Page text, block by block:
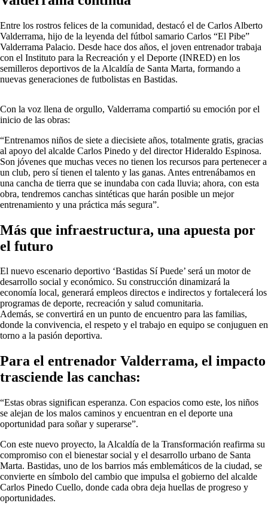
Entre los rostros felices de la comunidad, destacó el de Carlos Alberto
Valderrama, hijo de la leyenda del fútbol samario Carlos “El Pibe”
Valderrama Palacio. Desde hace dos años, el joven entrenador trabaja
con el Instituto para la Recreación y el Deporte (INRED) en los
semilleros deportivos de la Alcaldía de Santa Marta, formando a
nuevas generaciones de futbolistas en Bastidas.
Con la voz llena de orgullo, Valderrama compartió su emoción por el
inicio de las obras:
“Entrenamos niños de siete a diecisiete años, totalmente gratis, gracias
al apoyo del alcalde Carlos Pinedo y del director Hideraldo Espinosa.
Son jóvenes que muchas veces no tienen los recursos para pertenecer a
un club, pero sí tienen el talento y las ganas. Antes entrenábamos en
una cancha de tierra que se inundaba con cada lluvia; ahora, con esta
obra, tendremos canchas sintéticas que harán posible un mejor
entrenamiento y una práctica más segura”.
Más que infraestructura, una apuesta por
el futuro
El nuevo escenario deportivo ‘Bastidas Sí Puede’ será un motor de
desarrollo social y económico. Su construcción dinamizará la
economía local, generará empleos directos e indirectos y fortalecerá los
programas de deporte, recreación y salud comunitaria.
Además, se convertirá en un punto de encuentro para las familias,
donde la convivencia, el respeto y el trabajo en equipo se conjuguen en
torno a la pasión deportiva.
Para el entrenador Valderrama, el impacto
trasciende las canchas:
“Estas obras significan esperanza. Con espacios como este, los niños
se alejan de los malos caminos y encuentran en el deporte una
oportunidad para soñar y superarse”.
Con este nuevo proyecto, la Alcaldía de la Transformación reafirma su
compromiso con el bienestar social y el desarrollo urbano de Santa
Marta. Bastidas, uno de los barrios más emblemáticos de la ciudad, se
convierte en símbolo del cambio que impulsa el gobierno del alcalde
Carlos Pinedo Cuello, donde cada obra deja huellas de progreso y
oportunidades.